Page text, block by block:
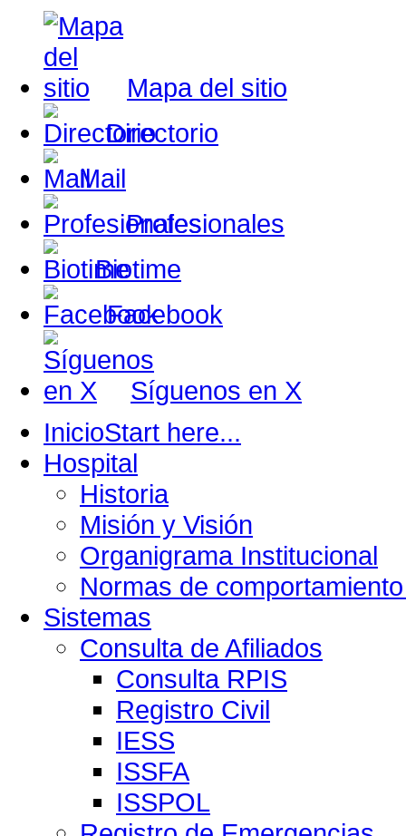
Mapa del sitio
Directorio
Mail
Profesionales
Biotime
Facebook
Síguenos en X
InicioStart here...
Hospital
Historia
Misión y Visión
Organigrama Institucional
Normas de
Sistemas
Consulta de Afiliados
Consulta RPIS
Registro Civil
IESS
ISSFA
ISSPOL